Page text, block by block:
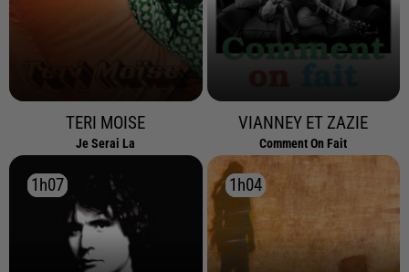
TERI MOISE
Je Serai La
VIANNEY ET ZAZIE
Comment On Fait
1h07
1h07 1h04
1h04